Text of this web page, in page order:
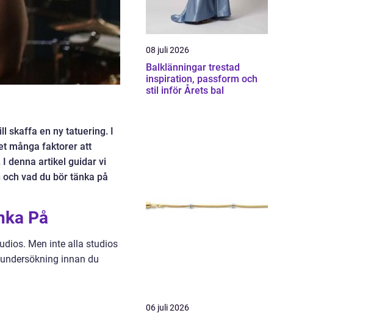
skaffa en ny tatuering. I
många faktorer att
denna artikel guidar vi
vad du bör tänka på
På
Men inte alla studios
innan du
08 juli 2026
Balklänningar trestad
inspiration, passform och
stil inför Årets bal
06 juli 2026